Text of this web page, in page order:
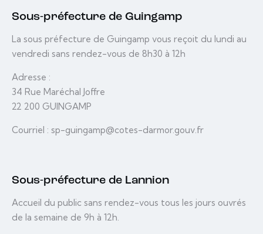
Sous-préfecture de Guingamp
La sous préfecture de Guingamp vous reçoit du lundi au
vendredi sans rendez-vous de 8h30 à 12h
Adresse :
34 Rue Maréchal Joffre
22 200 GUINGAMP
Courriel : sp-guingamp@cotes-darmor.gouv.fr
Sous-préfecture de Lannion
Accueil du public sans rendez-vous tous les jours ouvrés
de la semaine de 9h à 12h.